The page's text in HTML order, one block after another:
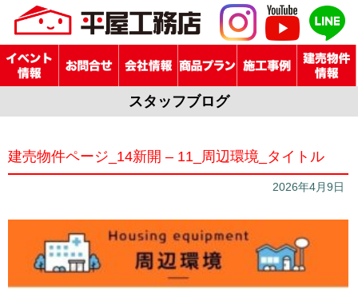
スタッフブログ
建売物件ページ_14新開 – 11_周辺環境_タイトル
2026年4月9日